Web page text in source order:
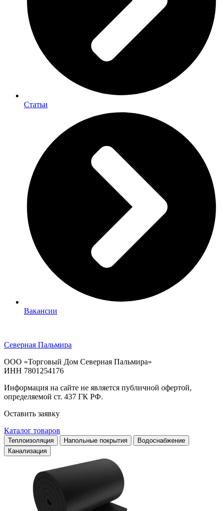
Статьи
Вакансии
Северная Пальмира
ООО «Торговый Дом Северная Пальмира»
ИНН 7801254176
Информация на сайте не является публичной офертой,
определяемой ст. 437 ГК РФ.
Оставить заявку
Каталог товаров
Теплоизоляция Напольные покрытия
Водоснабжение
Канализация